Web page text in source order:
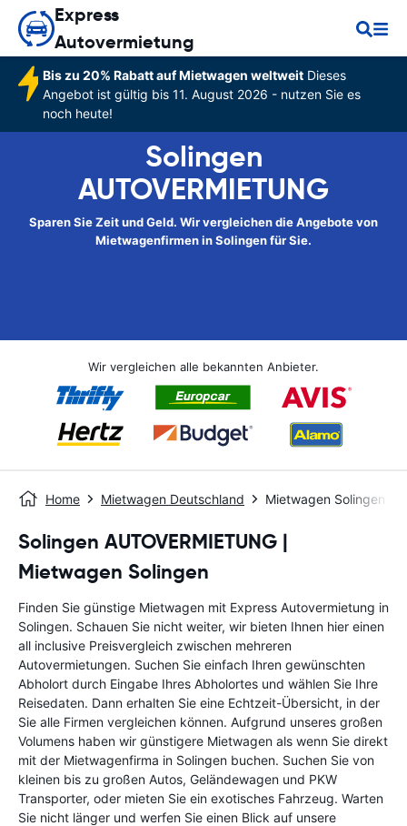
Express
Autovermietung
Bis zu 20% Rabatt auf Mietwagen weltweitDieses
Angebot ist gültig bis 11. August 2026 - nutzen Sie es
noch heute!
Solingen
AUTOVERMIETUNG
Sparen Sie Zeit und Geld. Wir vergleichen die Angebote von
Mietwagenfirmen in Solingen für Sie.
Wir vergleichen alle bekannten Anbieter.
Home Mietwagen Deutschland Mietwagen Solingen
Solingen AUTOVERMIETUNG |
Mietwagen Solingen
Finden Sie günstige Mietwagen mit Express Autovermietung in
Solingen. Schauen Sie nicht weiter, wir bieten Ihnen hier einen
all inclusive Preisvergleich zwischen mehreren
Autovermietungen. Suchen Sie einfach Ihren gewünschten
Abholort durch Eingabe Ihres Abholortes und wählen Sie Ihre
Reisedaten. Dann erhalten Sie eine Echtzeit-Übersicht, in der
Sie alle Firmen vergleichen können. Aufgrund unseres großen
Volumens haben wir günstigere Mietwagen als wenn Sie direkt
mit der Mietwagenfirma in Solingen buchen. Suchen Sie von
kleinen bis zu großen Autos, Geländewagen und PKW
Transporter, oder mieten Sie ein exotisches Fahrzeug. Warten
Sie nicht länger und werfen Sie einen Blick auf unsere